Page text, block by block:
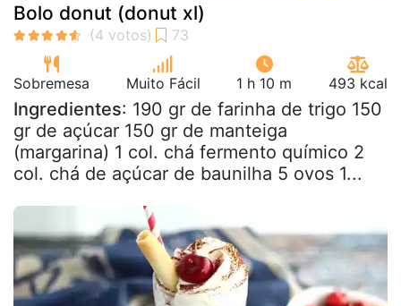
Bolo donut (donut xl)
Sobremesa Muito Fácil 1 h 10 m 493 kcal
Ingredientes: 190 gr de farinha de trigo 150
gr de açúcar 150 gr de manteiga
(margarina) 1 col. chá fermento químico 2
col. chá de açúcar de baunilha 5 ovos 1...